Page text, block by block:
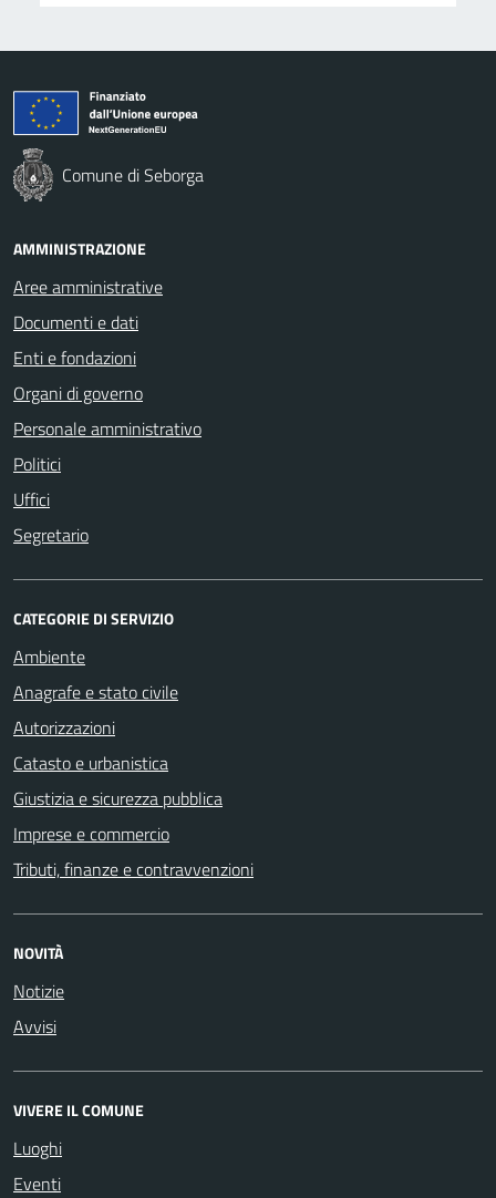
Comune di Seborga
AMMINISTRAZIONE
Aree amministrative
Documenti e dati
Enti e fondazioni
Organi di governo
Personale amministrativo
Politici
Uffici
Segretario
CATEGORIE DI SERVIZIO
Ambiente
Anagrafe e stato civile
Autorizzazioni
Catasto e urbanistica
Giustizia e sicurezza pubblica
Imprese e commercio
Tributi, finanze e contravvenzioni
NOVITÀ
Notizie
Avvisi
VIVERE IL COMUNE
Luoghi
Eventi